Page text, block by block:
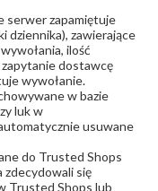
serwer zapamiętuje
dziennika), zawierające
ilość
zapytanie dostawcę
wywołanie.
w bazie
luk w
usuwane
do Trusted Shops
zdecydowali się
Trusted Shops lub